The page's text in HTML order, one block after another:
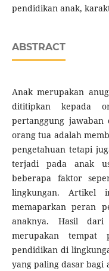
pendidikan anak,
ABSTRACT
Anak merupakan
dititipkan kepada
pertanggung
orang tua adalah
pengetahuan tetapi
terjadi pada anak
beberapa faktor
lingkungan. Artikel
memaparkan peran
anaknya. Hasil
merupakan tempat
pendidikan di
yang paling dasar bagi